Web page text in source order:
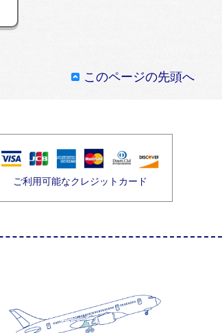
このページの先頭へ
ご利用可能なクレジットカード